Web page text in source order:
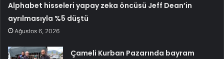
Alphabet hisseleri yapay zeka öncüsü Jeff Dean’in
ayrılmasıyla %5 düştü
Ağustos 6, 2026
Çameli Kurban Pazarında bayram